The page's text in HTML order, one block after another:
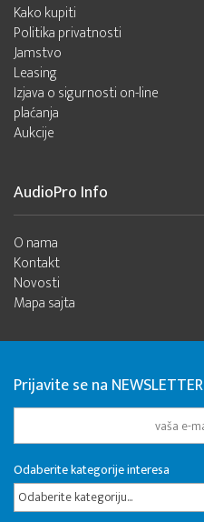
Kako kupiti
Politika privatnosti
Jamstvo
Leasing
Izjava o sigurnosti on-line
plaćanja
Aukcije
AudioPro Info
O nama
Kontakt
Novosti
Mapa sajta
Prijavite se na NEWSLETTER
Odaberite kategorije interesa
Odaberite kategoriju...